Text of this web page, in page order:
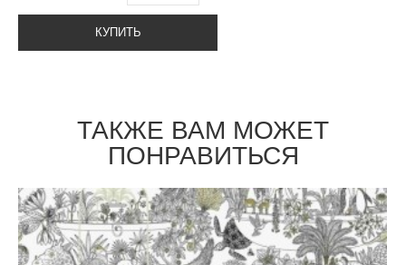
КУПИТЬ
ТАКЖЕ ВАМ МОЖЕТ
ПОНРАВИТЬСЯ